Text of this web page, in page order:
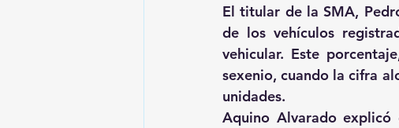
El titular de la SMA,
de los vehículos
vehicular. Este
sexenio, cuando la cifra
unidades.
Aquino Alvarado explicó